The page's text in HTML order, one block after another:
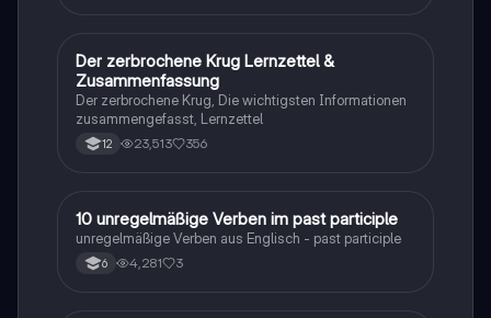
Deutsch
Der zerbrochene Krug Lernzettel &
Zusammenfassung
Der zerbrochene Krug, Die wichtigsten Informationen
zusammengefasst, Lernzettel
12 23,513 356
1 Englisch
10 unregelmäßige Verben im past participle
unregelmäßige Verben aus Englisch - past participle
6 4,281 3